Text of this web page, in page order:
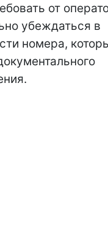
от
убеждаться в
номера,